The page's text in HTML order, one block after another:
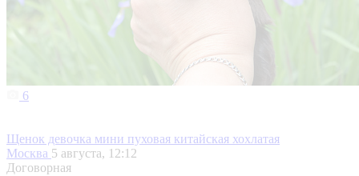
6
Щенок девочка мини пуховая китайская хохлатая
Москва 5 августа, 12:12
Договорная